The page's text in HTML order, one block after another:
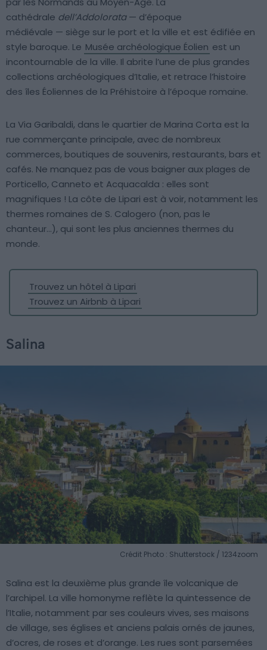
cathédrale dell’Addolorata— d’époque
médiévale — siège sur le port et la ville et est édifiée en
style baroque. Le Musée archéologique Éolien est un
incontournable de la ville. Il abrite l’une de plus grandes
collections archéologiques d’Italie, et retrace l’histoire
des îles Éoliennes de la Préhistoire à l’époque romaine.
La Via Garibaldi, dans le quartier de Marina Corta est la
rue commerçante principale, avec de nombreux
commerces, boutiques de souvenirs, restaurants, bars et
cafés. Ne manquez pas de vous baigner aux plages de
Porticello, Canneto et Acquacalda : elles sont
magnifiques ! La côte de Lipari est à voir, notamment les
thermes romaines de S. Calogero (non, pas le
chanteur…), qui sont les plus anciennes thermes du
monde.
Trouvez un hôtel à Lipari
Trouvez un Airbnb à Lipari
Salina
Crédit Photo : Shutterstock / 1234zoom
Salina est la deuxième plus grande île volcanique de
l’archipel. La ville homonyme reflète la quintessence de
l’Italie, notamment par ses couleurs vives, ses maisons
de village, ses églises et anciens palais ornés de jaunes,
d’ocres, de roses et d’orange. Les rues sont parsemées